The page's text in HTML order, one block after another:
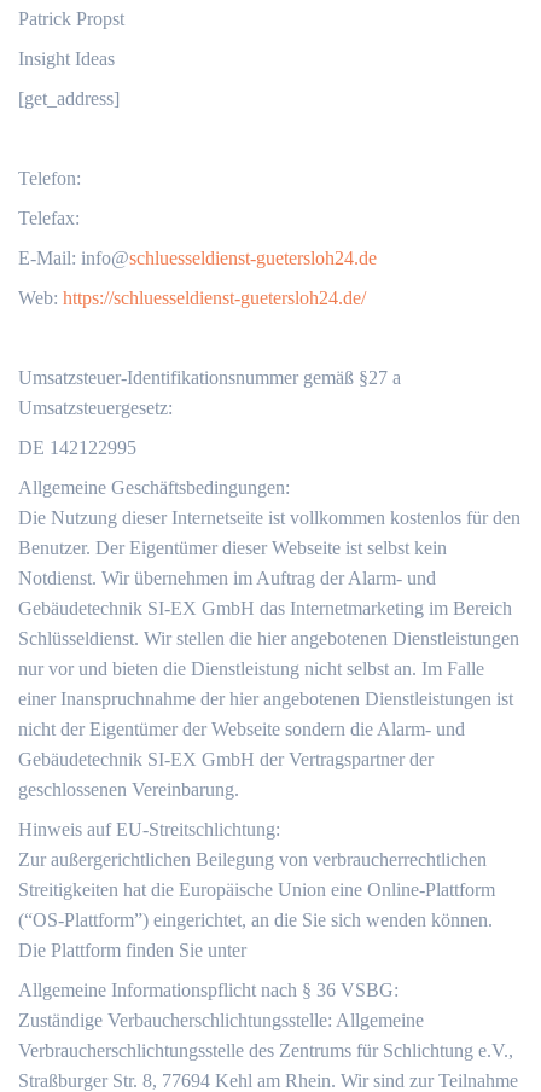
Patrick Propst
Insight Ideas
[get_address]
Telefon:
Telefax:
‬E-Mail: info@schluesseldienst-guetersloh24.de
Web: https://schluesseldienst-guetersloh24.de/
Umsatzsteuer-Identifikationsnummer gemäß §27 a
Umsatzsteuergesetz:
DE 142122995
Allgemeine Geschäftsbedingungen:
Die Nutzung dieser Internetseite ist vollkommen kostenlos für den
Benutzer. Der Eigentümer dieser Webseite ist selbst kein
Notdienst. Wir übernehmen im Auftrag der Alarm- und
Gebäudetechnik SI-EX GmbH das Internetmarketing im Bereich
Schlüsseldienst. Wir stellen die hier angebotenen Dienstleistungen
nur vor und bieten die Dienstleistung nicht selbst an. Im Falle
einer Inanspruchnahme der hier angebotenen Dienstleistungen ist
nicht der Eigentümer der Webseite sondern die Alarm- und
Gebäudetechnik SI-EX GmbH der Vertragspartner der
geschlossenen Vereinbarung.
Hinweis auf EU-Streitschlichtung:
Zur außergerichtlichen Beilegung von verbraucherrechtlichen
Streitigkeiten hat die Europäische Union eine Online-Plattform
(“OS-Plattform”) eingerichtet, an die Sie sich wenden können.
Die Plattform finden Sie unter
Allgemeine Informationspflicht nach § 36 VSBG:
Zuständige Verbaucherschlichtungsstelle: Allgemeine
Verbraucherschlichtungsstelle des Zentrums für Schlichtung e.V.,
Straßburger Str. 8, 77694 Kehl am Rhein. Wir sind zur Teilnahme